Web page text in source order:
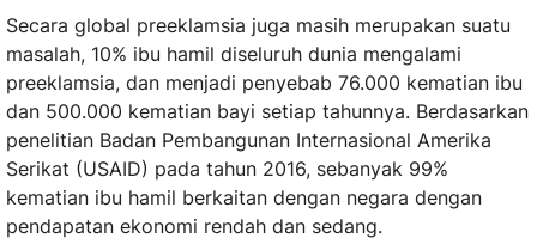
Secara global preeklamsia juga masih merupakan suatu
masalah, 10% ibu hamil diseluruh dunia mengalami
preeklamsia, dan menjadi penyebab 76.000 kematian ibu
dan 500.000 kematian bayi setiap tahunnya. Berdasarkan
penelitian Badan Pembangunan Internasional Amerika
Serikat (USAID) pada tahun 2016, sebanyak 99%
kematian ibu hamil berkaitan dengan negara dengan
pendapatan ekonomi rendah dan sedang.